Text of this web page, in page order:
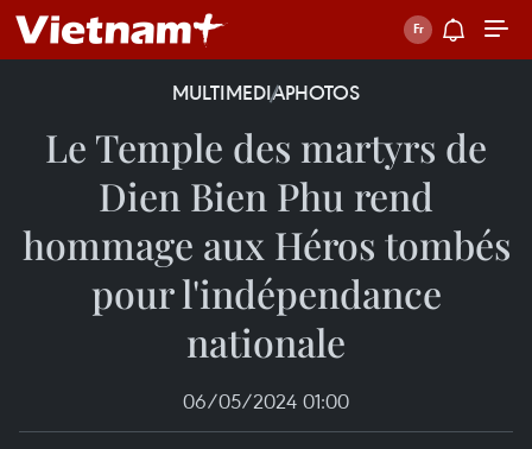
MULTIMEDIAPHOTOS
Le Temple des martyrs de
Dien Bien Phu rend
hommage aux Héros tombés
pour l'indépendance
nationale
06/05/2024 01:00